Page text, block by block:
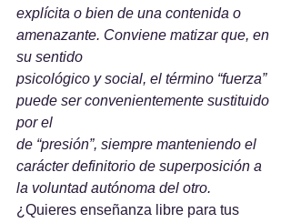
explícita o bien de una contenida o
amenazante. Conviene matizar que, en
su sentido
psicológico y social, el término “fuerza”
puede ser convenientemente sustituido
por el
de “presión”, siempre manteniendo el
carácter definitorio de superposición a
la voluntad autónoma del otro.
¿Quieres enseñanza libre para tus